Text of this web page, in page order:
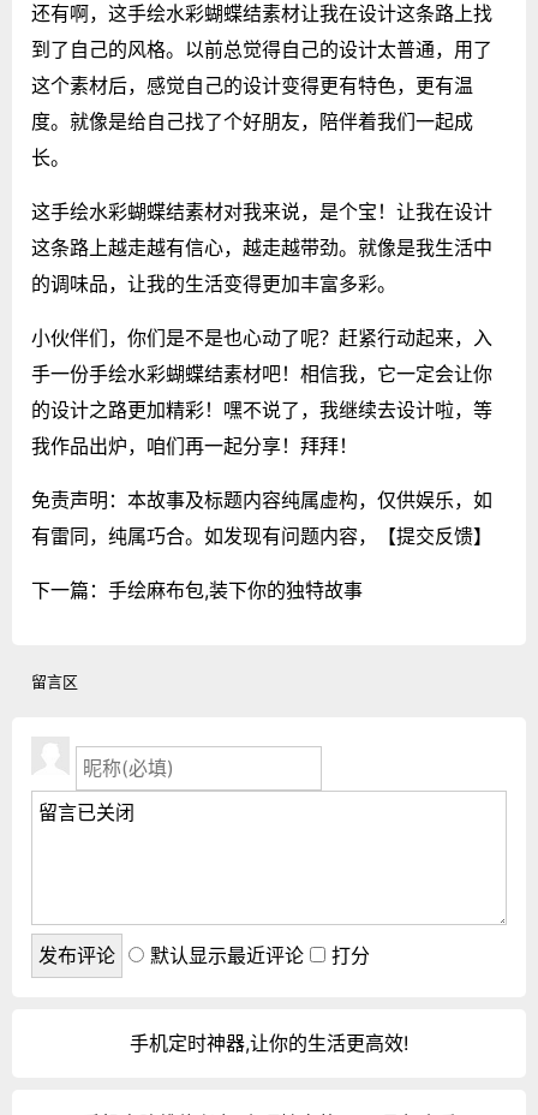
还有啊，这手绘水彩蝴蝶结素材让我在设计这条路上找
到了自己的风格。以前总觉得自己的设计太普通，用了
这个素材后，感觉自己的设计变得更有特色，更有温
度。就像是给自己找了个好朋友，陪伴着我们一起成
长。
这手绘水彩蝴蝶结素材对我来说，是个宝！让我在设计
这条路上越走越有信心，越走越带劲。就像是我生活中
的调味品，让我的生活变得更加丰富多彩。
小伙伴们，你们是不是也心动了呢？赶紧行动起来，入
手一份手绘水彩蝴蝶结素材吧！相信我，它一定会让你
的设计之路更加精彩！嘿不说了，我继续去设计啦，等
我作品出炉，咱们再一起分享！拜拜！
免责声明：本故事及标题内容纯属虚构，仅供娱乐，如
有雷同，纯属巧合。如发现有问题内容，
【提交反馈】
下一篇： 手绘麻布包,装下你的独特故事
留言区
默认显示最近评论 打分
手机定时神器,让你的生活更高效!